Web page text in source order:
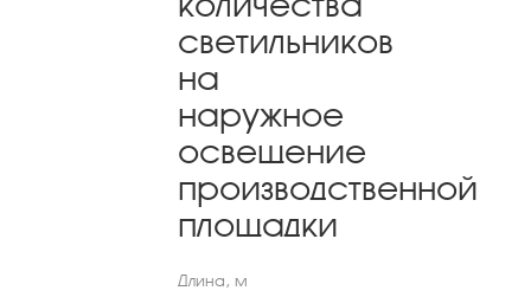
светильников
на
наружное
освещение
производственной
площадки
Длина, м